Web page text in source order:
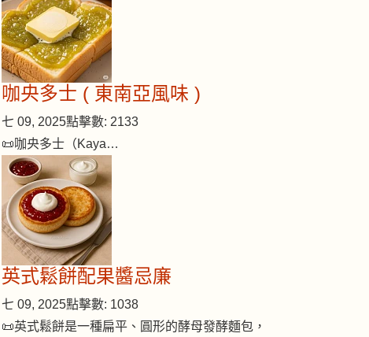
咖央多士 ( 東南亞風味 )
七 09, 2025點擊數: 2133
📜咖央多士（Kaya…
英式鬆餅配果醬忌廉
七 09, 2025點擊數: 1038
📜英式鬆餅是一種扁平、圓形的酵母發酵麵包，